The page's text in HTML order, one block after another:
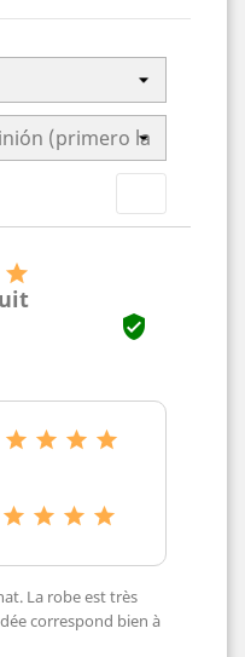


   
   
La robe est très
correspond bien à